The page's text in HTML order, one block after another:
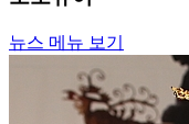
뉴스 메뉴 보기